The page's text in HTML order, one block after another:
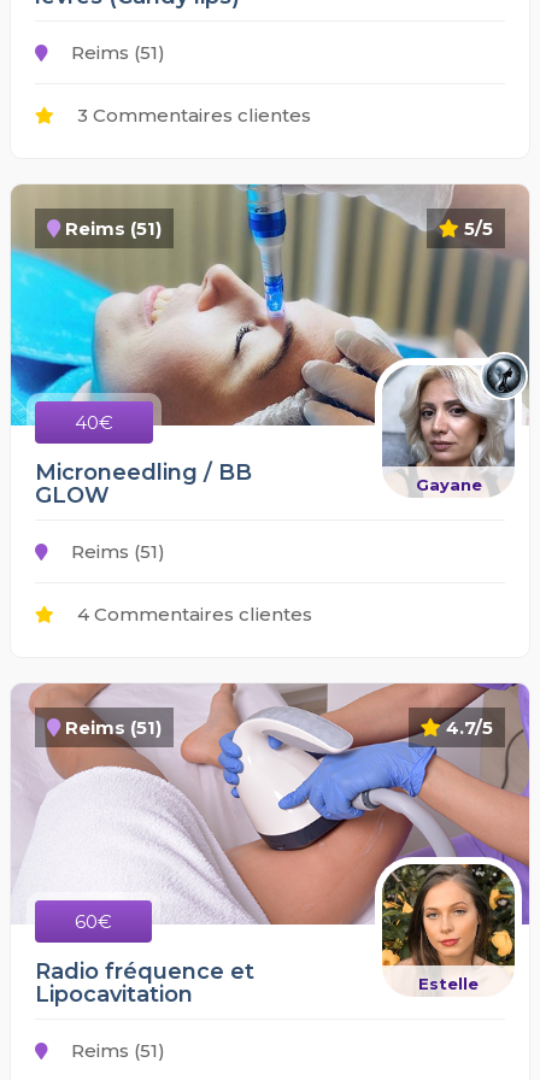
Reims (51)
3 Commentaires clientes
5/5
Reims (51)
40€
Gayane
Microneedling / BB
GLOW
Reims (51)
4 Commentaires clientes
4.7/5
Reims (51)
60€
Estelle
Radio fréquence et
Lipocavitation
Reims (51)